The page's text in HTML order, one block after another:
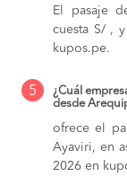
El pasaje
cuesta S/ ,
kupos.pe.
5
¿Cuál
desde
ofrece el
Ayaviri, en
2026 en